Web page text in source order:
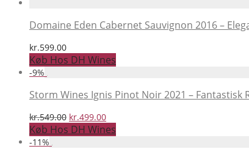
Domaine Eden Cabernet Sauvignon 2016 –
kr.599.00
Køb Hos DH Wines
-9%
Storm Wines Ignis Pinot Noir 2021 – Fantastisk
kr.549.00 Den
oprindelige
pris
kr.499.00Den
aktuelle
pris
Køb Hos DH Wines
-11%